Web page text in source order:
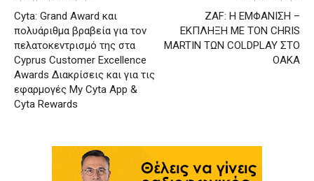
Cyta: Grand Award και
πολυάριθμα βραβεία για τον
πελατοκεντρισμό της στα
Cyprus Customer Excellence
Awards Διακρίσεις και για τις
εφαρμογές My Cyta App &
Cyta Rewards
ZAF: Η ΕΜΦΑΝΙΣΗ –
ΕΚΠΛΗΞΗ ΜΕ ΤΟΝ CHRIS
MARTIN ΤΩΝ COLDPLAY ΣΤΟ
ΟΑΚΑ